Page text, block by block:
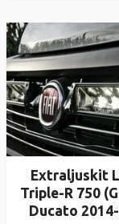
Extraljuskit
Triple-R 750
Ducato